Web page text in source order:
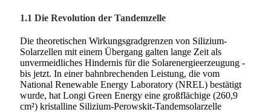
1.1 Die Revolution der Tandemzelle
Die theoretischen Wirkungsgradgrenzen von Silizium-
Solarzellen mit einem Übergang galten lange Zeit als
unvermeidliches Hindernis für die Solarenergieerzeugung -
bis jetzt. In einer bahnbrechenden Leistung, die vom
National Renewable Energy Laboratory (NREL) bestätigt
wurde, hat Longi Green Energy eine großflächige (260,9
cm²) kristalline Silizium-Perowskit-Tandemsolarzelle